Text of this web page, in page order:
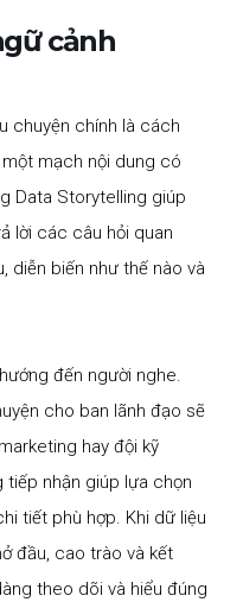
cảnh
chuyện chính là cách
mạch nội dung có
Data Storytelling giúp
lời các câu hỏi quan
diễn biến như thế nào và
đến người nghe.
cho ban lãnh đạo sẽ
hay đội kỹ
nhận giúp lựa chọn
tiết phù hợp. Khi dữ liệu
đầu, cao trào và kết
theo dõi và hiểu đúng